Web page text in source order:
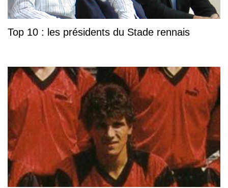
Top 10 : les présidents du Stade rennais